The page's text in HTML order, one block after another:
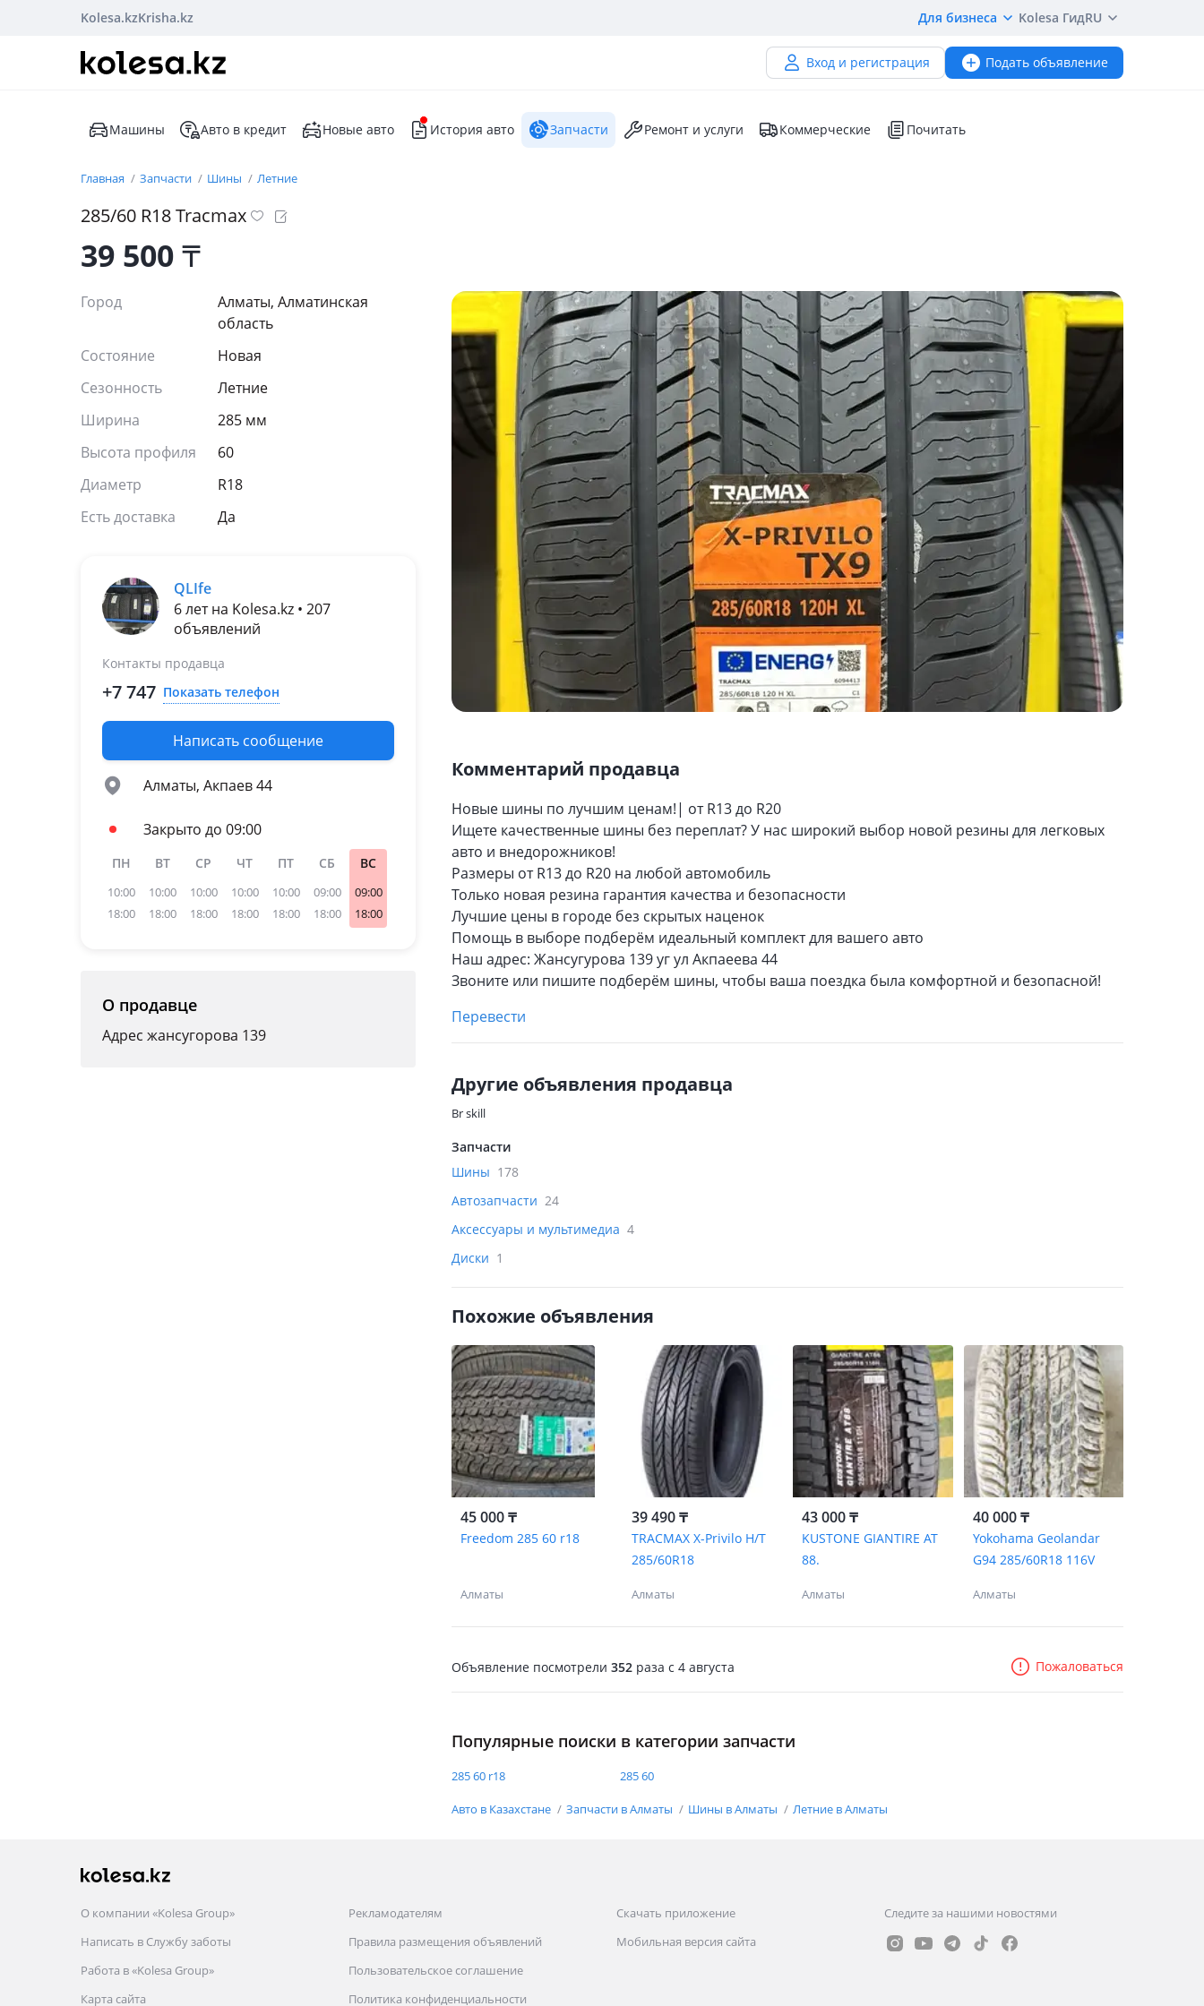
Kolesa.kzKrisha.kz Для бизнеса Kolesa ГидRU
Вход и регистрация Подать объявление
Машины Авто в кредит Новые авто История авто Запчасти Ремонт и услуги Коммерческие Почитать
Главная Запчасти Шины Летние
285/60 R18 Tracmax
39 500₸
Город
Алматы, Алматинская
область
Состояние
Новая
Сезонность
Летние
Ширина
285 мм
Высота профиля
60
Диаметр
R18
Есть доставка
Да
QLIfe
6 лет на Kolesa.kz • 207
объявлений
Контакты продавца
+7 747 Показать телефон
Написать сообщение
Алматы, Акпаев 44
Закрыто до 09:00
ПН
10:00
18:00
ВТ
10:00
18:00
СР
10:00
18:00
ЧТ
10:00
18:00
ПТ
10:00
18:00
СБ
09:00
18:00
ВС
09:00
18:00
О продавце
Адрес жансугорова 139
Комментарий продавца
Новые шины по лучшим ценам!| от R13 до R20
Ищете качественные шины без переплат? У нас широкий выбор новой резины для легковых
авто и внедорожников!
Размеры от R13 до R20 на любой автомобиль
Только новая резина гарантия качества и безопасности
Лучшие цены в городе без скрытых наценок
Помощь в выборе подберём идеальный комплект для вашего авто
Наш адрес: Жансугурова 139 уг ул Акпаеева 44
Звоните или пишите подберём шины, чтобы ваша поездка была комфортной и безопасной!
Перевести
Другие объявления продавца
Br skill
Запчасти
Шины 178
Автозапчасти 24
Аксессуары и мультимедиа 4
Диски 1
Похожие объявления
45 000 ₸
Freedom 285 60 r18
Алматы
39 490 ₸
TRACMAX X-Privilo H/T
285/60R18
Алматы
43 000 ₸
KUSTONE GIANTIRE AT
88.
Алматы
40 000 ₸
Yokohama Geolandar
G94 285/60R18 116V
Алматы
Объявление посмотрели 352 раза c 4 августа Пожаловаться
Популярные поиски в категории запчасти
285 60 r18 285 60
Авто в Казахстане Запчасти в Алматы Шины в Алматы Летние в Алматы
О компании «Kolesa Group»
Написать в Службу заботы
Работа в «Kolesa Group»
Карта сайта
Рекламодателям
Правила размещения объявлений
Пользовательское соглашение
Политика конфиденциальности
Скачать приложение
Мобильная версия сайта
Следите за нашими новостями